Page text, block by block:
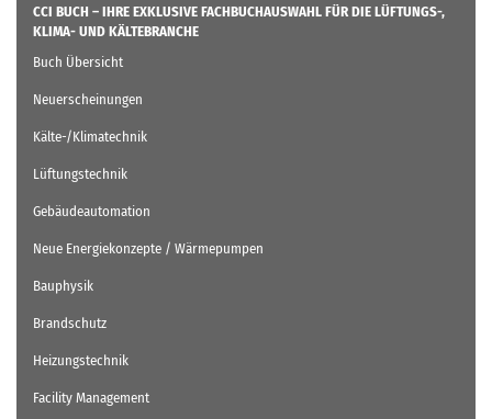
CCI BUCH – IHRE EXKLUSIVE FACHBUCHAUSWAHL FÜR DIE LÜFTUNGS-,
KLIMA- UND KÄLTEBRANCHE
Buch Übersicht
Neuerscheinungen
Kälte-/Klimatechnik
Lüftungstechnik
Gebäudeautomation
Neue Energiekonzepte / Wärmepumpen
Bauphysik
Brandschutz
Heizungstechnik
Facility Management